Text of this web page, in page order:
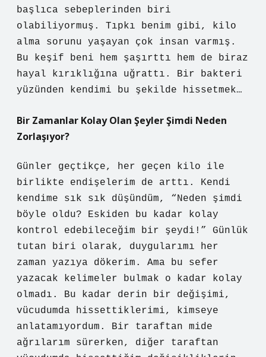
başlıca sebeplerinden biri
olabiliyormuş. Tıpkı benim gibi, kilo
alma sorunu yaşayan çok insan varmış.
Bu keşif beni hem şaşırttı hem de biraz
hayal kırıklığına uğrattı. Bir bakteri
yüzünden kendimi bu şekilde hissetmek…
Bir Zamanlar Kolay Olan Şeyler Şimdi Neden
Zorlaşıyor?
Günler geçtikçe, her geçen kilo ile
birlikte endişelerim de arttı. Kendi
kendime sık sık düşündüm, “Neden şimdi
böyle oldu? Eskiden bu kadar kolay
kontrol edebileceğim bir şeydi!” Günlük
tutan biri olarak, duygularımı her
zaman yazıya dökerim. Ama bu sefer
yazacak kelimeler bulmak o kadar kolay
olmadı. Bu kadar derin bir değişimi,
vücudumda hissettiklerimi, kimseye
anlatamıyordum. Bir taraftan mide
ağrılarım sürerken, diğer taraftan